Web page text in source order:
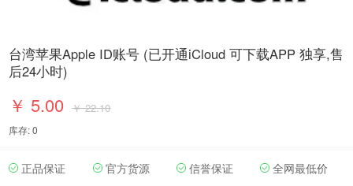
台湾苹果Apple ID账号 (已开通iCloud 可下载APP 独享,售
后24小时)
￥ 5.00 ￥ 22.10
库存: 0
正品保证 官方货源 信誉保证 全网最低价